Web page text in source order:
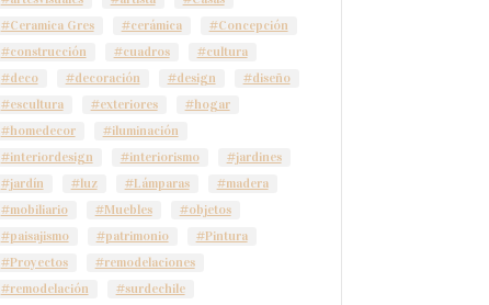
#Ceramica Gres
#cerámica
#Concepción
#construcción
#cuadros
#cultura
#deco
#decoración #design
#diseño
#escultura
#exteriores
#hogar
#homedecor
#iluminación
#interiordesign
#interiorismo
#jardines
#jardín
#luz #Lámparas
#madera
#mobiliario
#Muebles
#objetos
#paisajismo
#patrimonio
#Pintura
#Proyectos
#remodelaciones
#remodelación
#surdechile